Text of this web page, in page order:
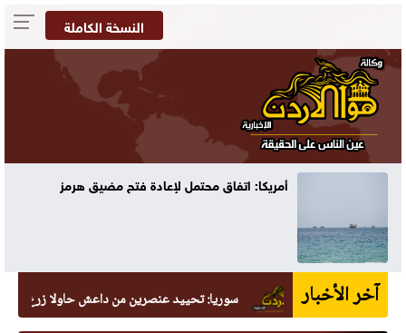
النسخة الكاملة
أمريكا: اتفاق محتمل لإعادة فتح مضيق هرمز
آخر الأخبار سوريا: تحييد عنصرين من داعش حاولا زرع عبوة في